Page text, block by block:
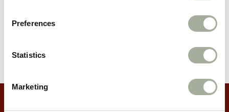
Preferences
Statistics
Marketing
Mis geen acties